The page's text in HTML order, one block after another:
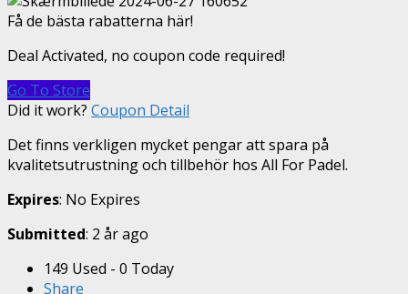
Få de bästa rabatterna här!
Deal Activated, no coupon code required!
Go To Store
Did it work? Coupon Detail
Det finns verkligen mycket pengar att spara på
kvalitetsutrustning och tillbehör hos All For Padel.
Expires: No Expires
Submitted: 2 år ago
149 Used - 0 Today
Share